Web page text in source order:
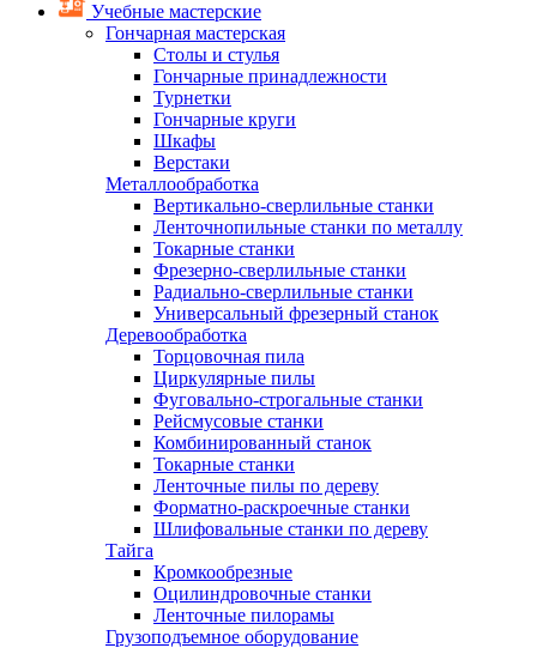
Учебные мастерские
Гончарная мастерская
Столы и стулья
Гончарные принадлежности
Турнетки
Гончарные круги
Шкафы
Верстаки
Металлообработка
Вертикально-сверлильные станки
Ленточнопильные станки по металлу
Токарные станки
Фрезерно-сверлильные станки
Радиально-сверлильные станки
Универсальный фрезерный станок
Деревообработка
Торцовочная пила
Циркулярные пилы
Фуговально-строгальные станки
Рейсмусовые станки
Комбинированный станок
Токарные станки
Ленточные пилы по дереву
Форматно-раскроечные станки
Шлифовальные станки по дереву
Тайга
Кромкообрезные
Оцилиндровочные станки
Ленточные пилорамы
Грузоподъемное оборудование